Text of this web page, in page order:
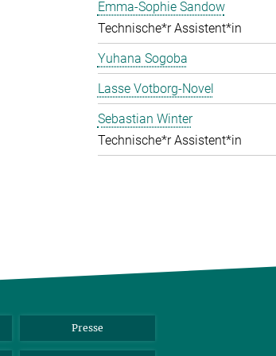
Emma-Sophie Sandow
Technische*r Assistent*in
Yuhana Sogoba
Lasse Votborg-Novel
Sebastian Winter
Technische*r Assistent*in
Presse